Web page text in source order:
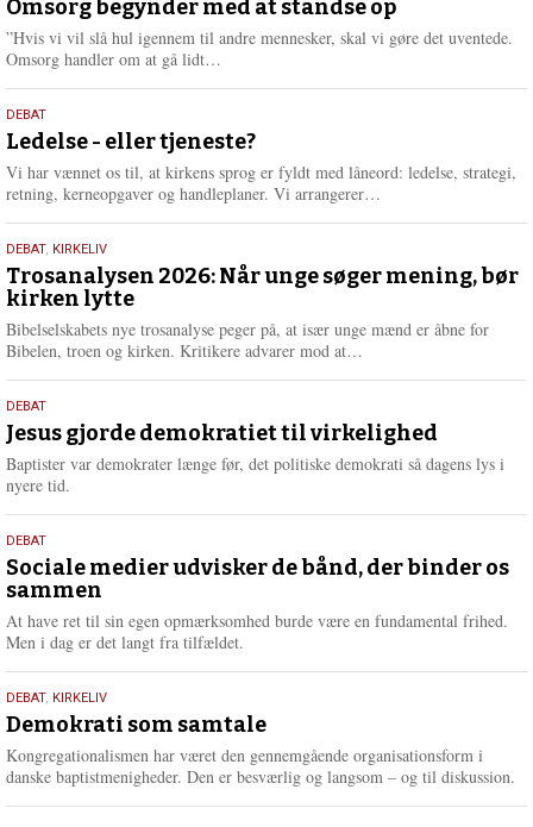
e
e
juli
2026
Omsorg begynder med at standse op
”Hvis vi vil slå hul igennem til andre mennesker, skal vi gøre det uventede.
Omsorg handler om at gå lidt…
e
e
10.
juni
2026
DEBAT
Ledelse - eller tjeneste?
Vi har vænnet os til, at kirkens sprog er fyldt med låneord: ledelse, strategi,
retning, kerneopgaver og handleplaner. Vi arrangerer…
e
2.
juni
2026
DEBAT, KIRKELIV
Trosanalysen 2026: Når unge søger mening, bør
kirken lytte
Bibelselskabets nye trosanalyse peger på, at især unge mænd er åbne for
Bibelen, troen og kirken. Kritikere advarer mod at…
e
e
18.
maj
2026
DEBAT
Jesus gjorde demokratiet til virkelighed
Baptister var demokrater længe før, det politiske demokrati så dagens lys i
nyere tid.
18.
maj
2026
DEBAT
Sociale medier udvisker de bånd, der binder os
sammen
At have ret til sin egen opmærksomhed burde være en fundamental frihed.
Men i dag er det langt fra tilfældet.
18.
maj
2026
DEBAT, KIRKELIV
Demokrati som samtale
Kongregationalismen har været den gennemgående organisationsform i
danske baptistmenigheder. Den er besværlig og langsom – og til diskussion.